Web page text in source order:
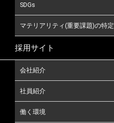
SDGs
マテリアリティ(重要課題)の特定
採用サイト
会社紹介
社員紹介
働く環境